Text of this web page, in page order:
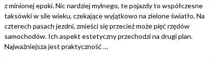
z minionej epoki. Nic nardziej mylnego, te pojazdy to współczesne
taksówki w sile wieku, czekające wyjątkowo na zielone światło. Na
czterech pasach jezdni, zmieści się przecież może pięć rzędów
samochodów. Ich aspekt estetyczny przechodzi na drugi plan.
Najważniejsza jest praktyczność …